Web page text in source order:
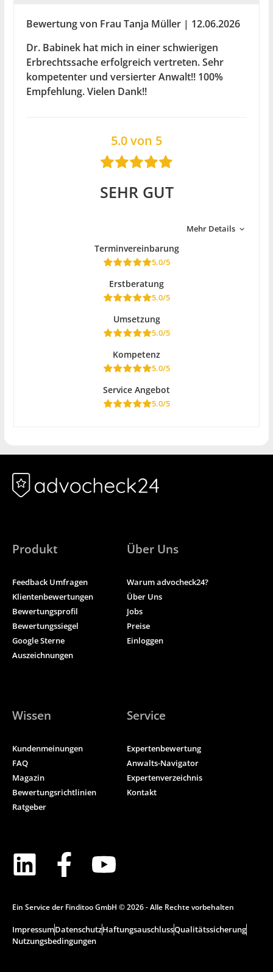
Bewertung von Frau Tanja Müller | 12.06.2026
Dr. Babinek hat mich in einer schwierigen
Erbrechtssache erfolgreich vertreten. Sehr
kompetenter und versierter Anwalt!! 100%
Empfehlung. Vielen Dank!!
5.0 von 5
SEHR GUT
Mehr Details
Terminvereinbarung
5.0/5
Erstberatung
5.0/5
Umsetzung
5.0/5
Kompetenz
5.0/5
Service Angebot
5.0/5
Produkt
Feedback Umfragen
Klientenbewertungen
Bewertungsprofil
Bewertungssiegel
Google Sterne
Auszeichnungen
Über Uns
Warum advocheck24?
Über Uns
Jobs
Preise
Einloggen
Wissen
Kundenmeinungen
FAQ
Magazin
Bewertungsrichtlinien
Ratgeber
Service
Expertenbewertung
Anwalts-Navigator
Expertenverzeichnis
Kontakt
Ein Service der Finditoo GmbH © 2026 - Alle Rechte vorbehalten
ImpressumDatenschutzHaftungsauschlussQualitätssicherung
Nutzungsbedingungen